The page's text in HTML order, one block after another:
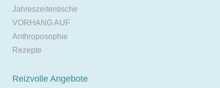
Jahreszeitentische
VORHANG AUF
Anthroposophie
Rezepte
Reizvolle Angebote